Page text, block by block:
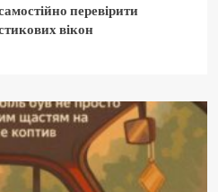
перевірити
вікон